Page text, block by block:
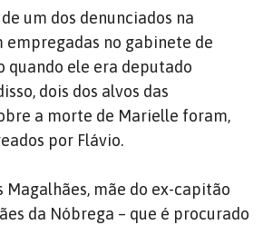
um dos denunciados na
empregadas no gabinete de
quando ele era deputado
dois dos alvos das
a morte de Marielle foram,
por Flávio.
Magalhães, mãe do ex-capitão
da Nóbrega – que é procurado